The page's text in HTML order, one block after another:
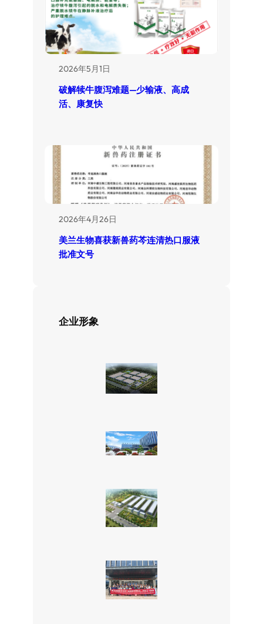
2026年5月1日
破解犊牛腹泻难题—少输液、高成
活、康复快
2026年4月26日
美兰生物喜获新兽药芩连清热口服液
批准文号
企业形象